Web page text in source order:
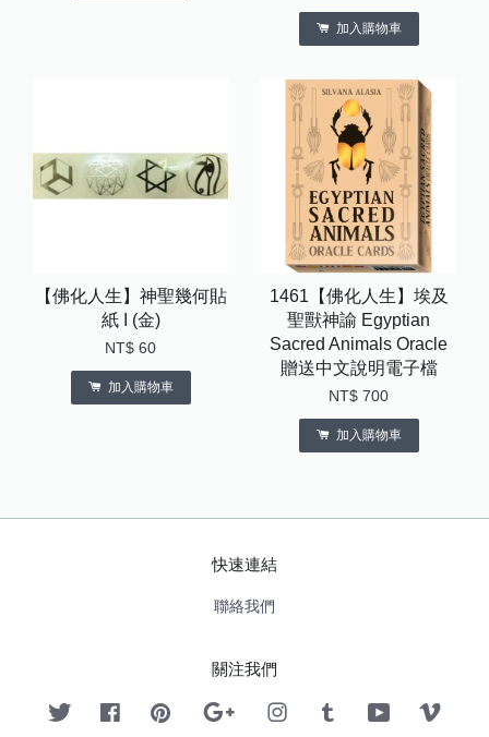
加入購物車
【佛化人生】神聖幾何貼
紙 I (金)
NT$ 60
加入購物車
1461【佛化人生】埃及
聖獸神諭 Egyptian
Sacred Animals Oracle
贈送中文說明電子檔
NT$ 700
加入購物車
快速連結
聯絡我們
關注我們
Twitter FacebookPinterest Google InstagramTumblr YouTube